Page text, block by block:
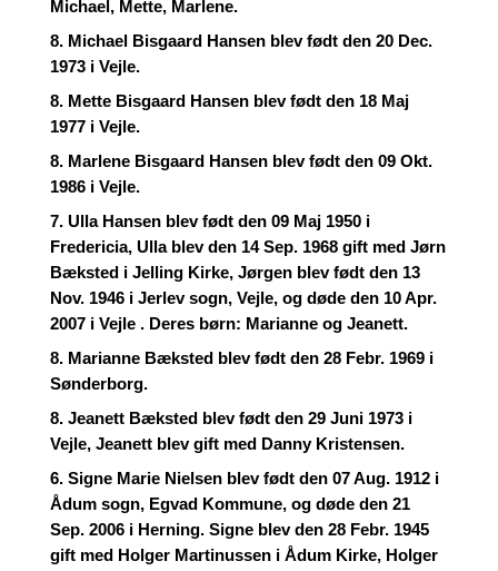
Michael, Mette, Marlene.
8. Michael Bisgaard Hansen blev født den 20 Dec.
1973 i Vejle.
8. Mette Bisgaard Hansen blev født den 18 Maj
1977 i Vejle.
8. Marlene Bisgaard Hansen blev født den 09 Okt.
1986 i Vejle.
7. Ulla Hansen blev født den 09 Maj 1950 i
Fredericia, Ulla blev den 14 Sep. 1968 gift med Jørn
Bæksted i Jelling Kirke, Jørgen blev født den 13
Nov. 1946 i Jerlev sogn, Vejle, og døde den 10 Apr.
2007 i Vejle . Deres børn: Marianne og Jeanett.
8. Marianne Bæksted blev født den 28 Febr. 1969 i
Sønderborg.
8. Jeanett Bæksted blev født den 29 Juni 1973 i
Vejle, Jeanett blev gift med Danny Kristensen.
6. Signe Marie Nielsen blev født den 07 Aug. 1912 i
Ådum sogn, Egvad Kommune, og døde den 21
Sep. 2006 i Herning. Signe blev den 28 Febr. 1945
gift med Holger Martinussen i Ådum Kirke, Holger